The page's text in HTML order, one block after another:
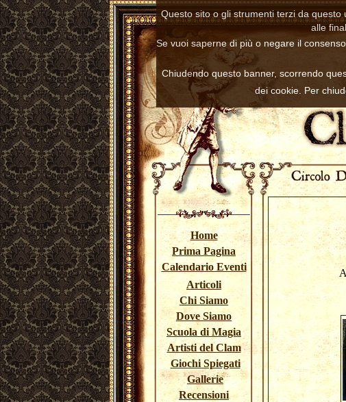
Home
Prima Pagina
Calendario Eventi
Articoli
Chi Siamo
Dove Siamo
Scuola di Magia
Artisti del Clam
Giochi Spiegati
Gallerie
Recensioni
Questo sito o gli strumenti terzi da
alle
Se vuoi saperne di più o negare il
Chiudendo questo banner, scorrendo
dei cookie. Per